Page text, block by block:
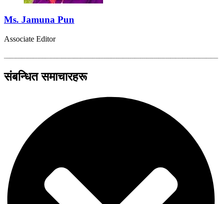
Ms. Jamuna Pun
Associate Editor
संबन्धित समाचारहरू